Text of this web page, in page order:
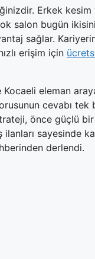
Erkek kesim
salon bugün
sağlar.
erişim için
eleman
cevabı tek
önce güçlü
sayesinde
derlendi.